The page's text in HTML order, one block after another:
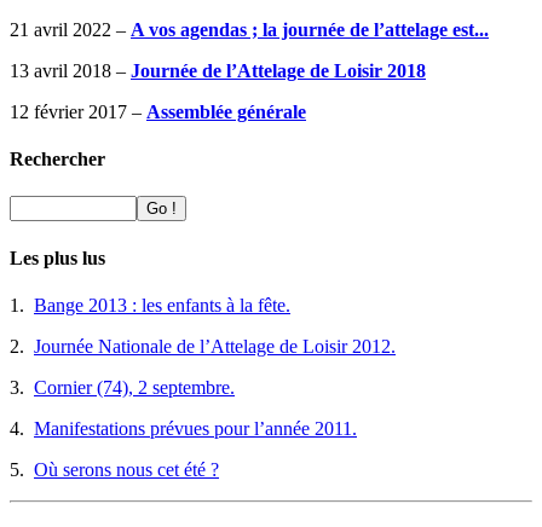
21 avril 2022 – A vos agendas ; la journée de l’attelage est...
13 avril 2018 – Journée de l’Attelage de Loisir 2018
12 février 2017 – Assemblée générale
Rechercher
Les plus lus
1. Bange 2013 : les enfants à la fête.
2. Journée Nationale de l’Attelage de Loisir 2012.
3. Cornier (74), 2 septembre.
4. Manifestations prévues pour l’année 2011.
5. Où serons nous cet été ?